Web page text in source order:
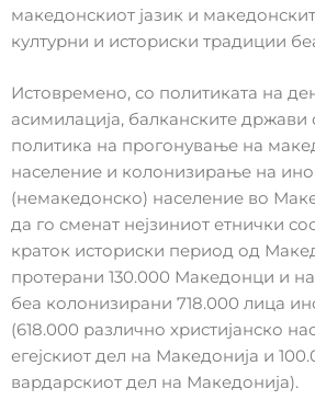
македонскиот јазик и
културни и историски традиции
Истовремено, со политиката на
асимилација, балканските држави
политика на прогонување на
население и колонизирање на
(немакедонско) население во
да го сменат нејзиниот етнички
краток историски период од
протерани 130.000 Македонци и
беа колонизирани 718.000 лица
(618.000 различно христијанско
егејскиот дел на Македонија и
вардарскиот дел на Македонија).